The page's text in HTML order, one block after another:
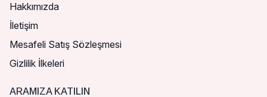
Hakkımızda
İletişim
Mesafeli Satış Sözleşmesi
Gizlilik İlkeleri
ARAMIZA KATILIN